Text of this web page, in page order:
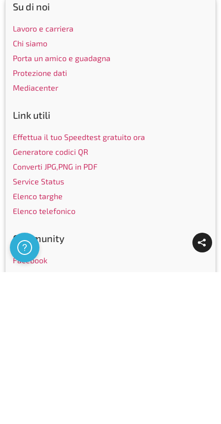
Su di noi
Lavoro e carriera
Chi siamo
Porta un amico e guadagna
Protezione dati
Mediacenter
Link utili
Effettua il tuo Speedtest gratuito ora
Generatore codici QR
Converti JPG,PNG in PDF
Service Status
Elenco targhe
Elenco telefonico
Community
Facebook